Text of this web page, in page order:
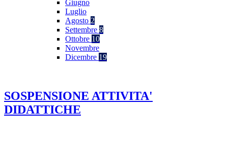
Giugno
Luglio
Agosto 2
Settembre 8
Ottobre 10
Novembre
Dicembre 19
SOSPENSIONE ATTIVITA'
DIDATTICHE